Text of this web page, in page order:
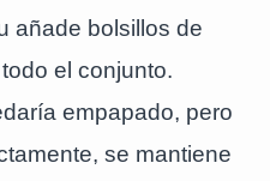
añade bolsillos de
el conjunto.
empapado, pero
se mantiene